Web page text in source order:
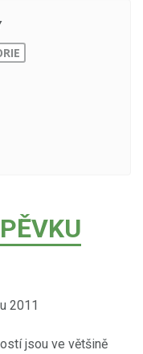
2011
jsou ve většině